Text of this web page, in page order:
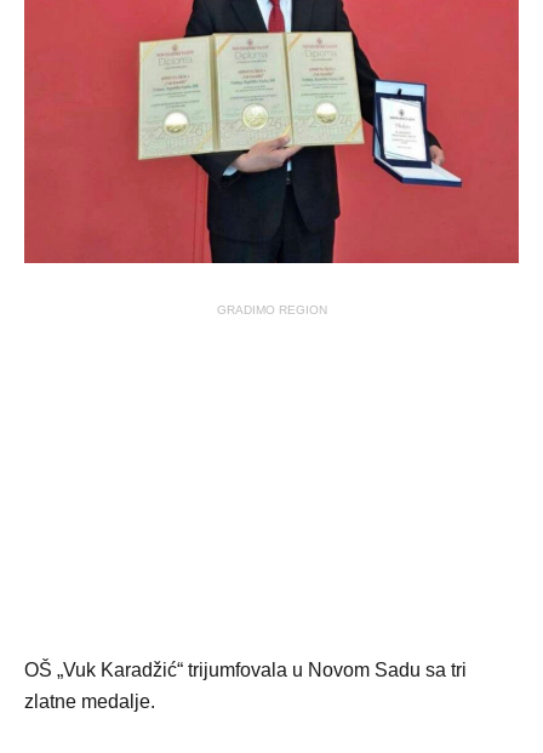
GRADIMO REGION
OŠ „Vuk Karadžić“ trijumfovala u Novom Sadu sa tri
zlatne medalje.